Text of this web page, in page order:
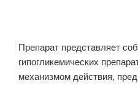
Препарат представляет
гипогликемических
механизмом действия,